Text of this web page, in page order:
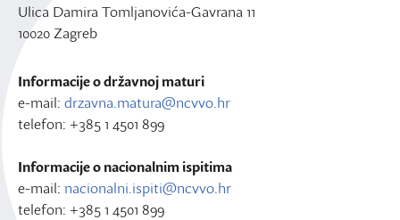
Ulica Damira Tomljanovića-Gavrana 11
10020 Zagreb
Informacije o državnoj maturi
e-mail: drzavna.matura@ncvvo.hr
telefon: +385 1 4501 899
Informacije o nacionalnim ispitima
e-mail: nacionalni.ispiti@ncvvo.hr
telefon: +385 1 4501 899